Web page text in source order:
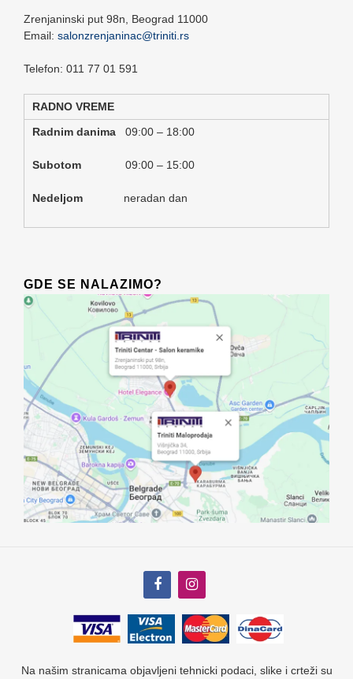
Zrenjaninski put 98n, Beograd 11000
Email: salonzrenjaninac@triniti.rs
Telefon: 011 77 01 591
RADNO VREME
Radnim danima 09:00 – 18:00
Subotom 09:00 – 15:00
Nedeljom neradan dan
GDE SE NALAZIMO?
Na našim stranicama objavljeni tehnicki podaci, slike i crteži su